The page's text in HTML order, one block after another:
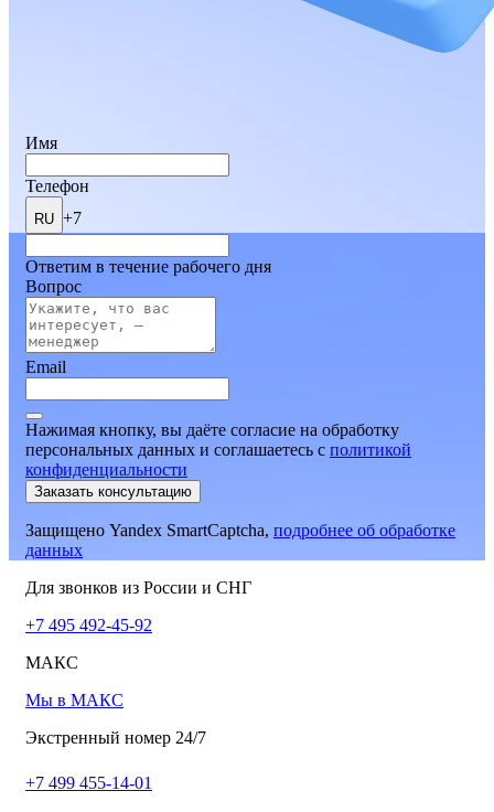
Имя
Телефон
RU +7
Ответим в течение рабочего дня
Вопрос
Email
Нажимая кнопку, вы даёте согласие на обработку
персональных данных и соглашаетесь c политикой
конфиденциальности
Заказать консультацию
Защищено Yandex SmartCaptcha, подробнее об обработке
данных
Для звонков из России и СНГ
+7 495 492-45-92
МАКС
Мы в МАКС
Экстренный номер 24/7
+7 499 455-14-01